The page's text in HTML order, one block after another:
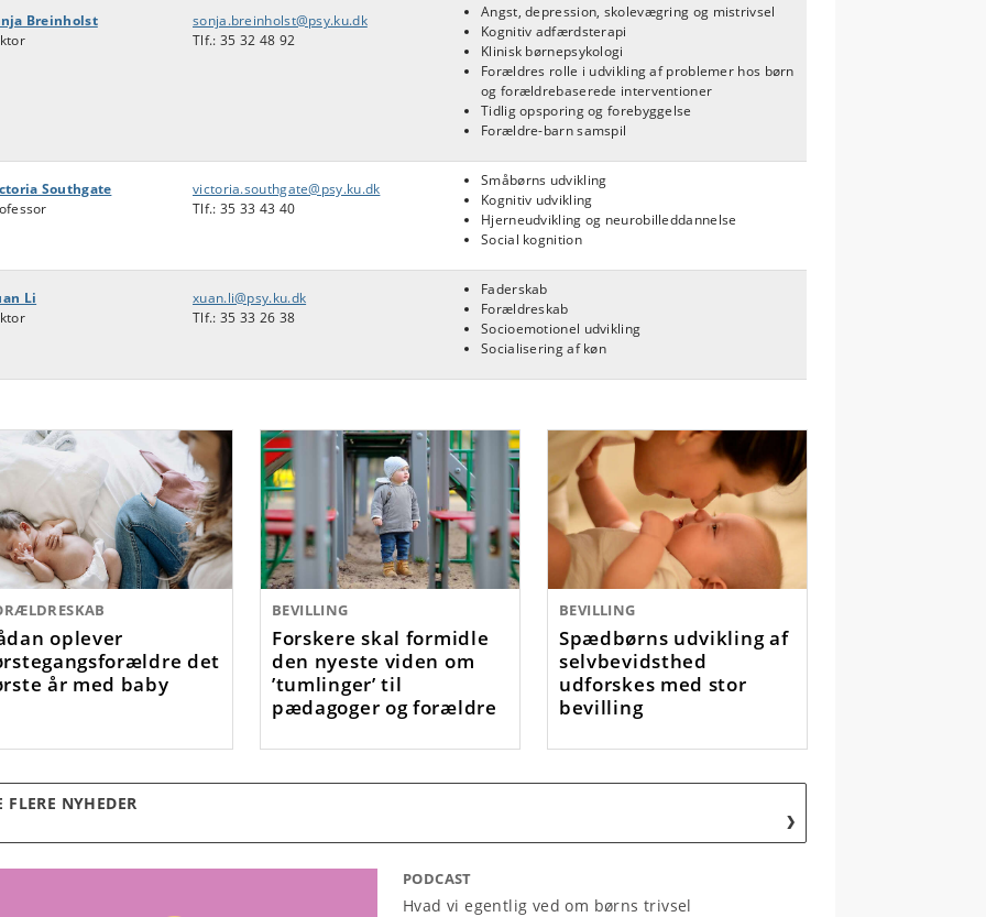
Breinholst
sonja.breinholst@psy.ku.dk
Tlf.: 35 32 48 92
Angst, depression, skolevægring og mistrivsel
Kognitiv adfærdsterapi
Klinisk børnepsykologi
Forældres rolle i udvikling af problemer hos børn
og forældrebaserede interventioner
Tidlig opsporing og forebyggelse
Forældre-barn samspil
Southgate
victoria.southgate@psy.ku.dk
Tlf.: 35 33 43 40
Småbørns udvikling
Kognitiv udvikling
Hjerneudvikling og neurobilleddannelse
Social kognition
Li
xuan.li@psy.ku.dk
Tlf.: 35 33 26 38
Faderskab
Forældreskab
Socioemotionel udvikling
Socialisering af køn
oplever
det
år med baby
BEVILLING
Forskere skal formidle
den nyeste viden om
’tumlinger’ til
pædagoger og forældre
BEVILLING
Spædbørns udvikling af
selvbevidsthed
udforskes med stor
bevilling
FLERE NYHEDER
PODCAST
Hvad vi egentlig ved om børns trivsel